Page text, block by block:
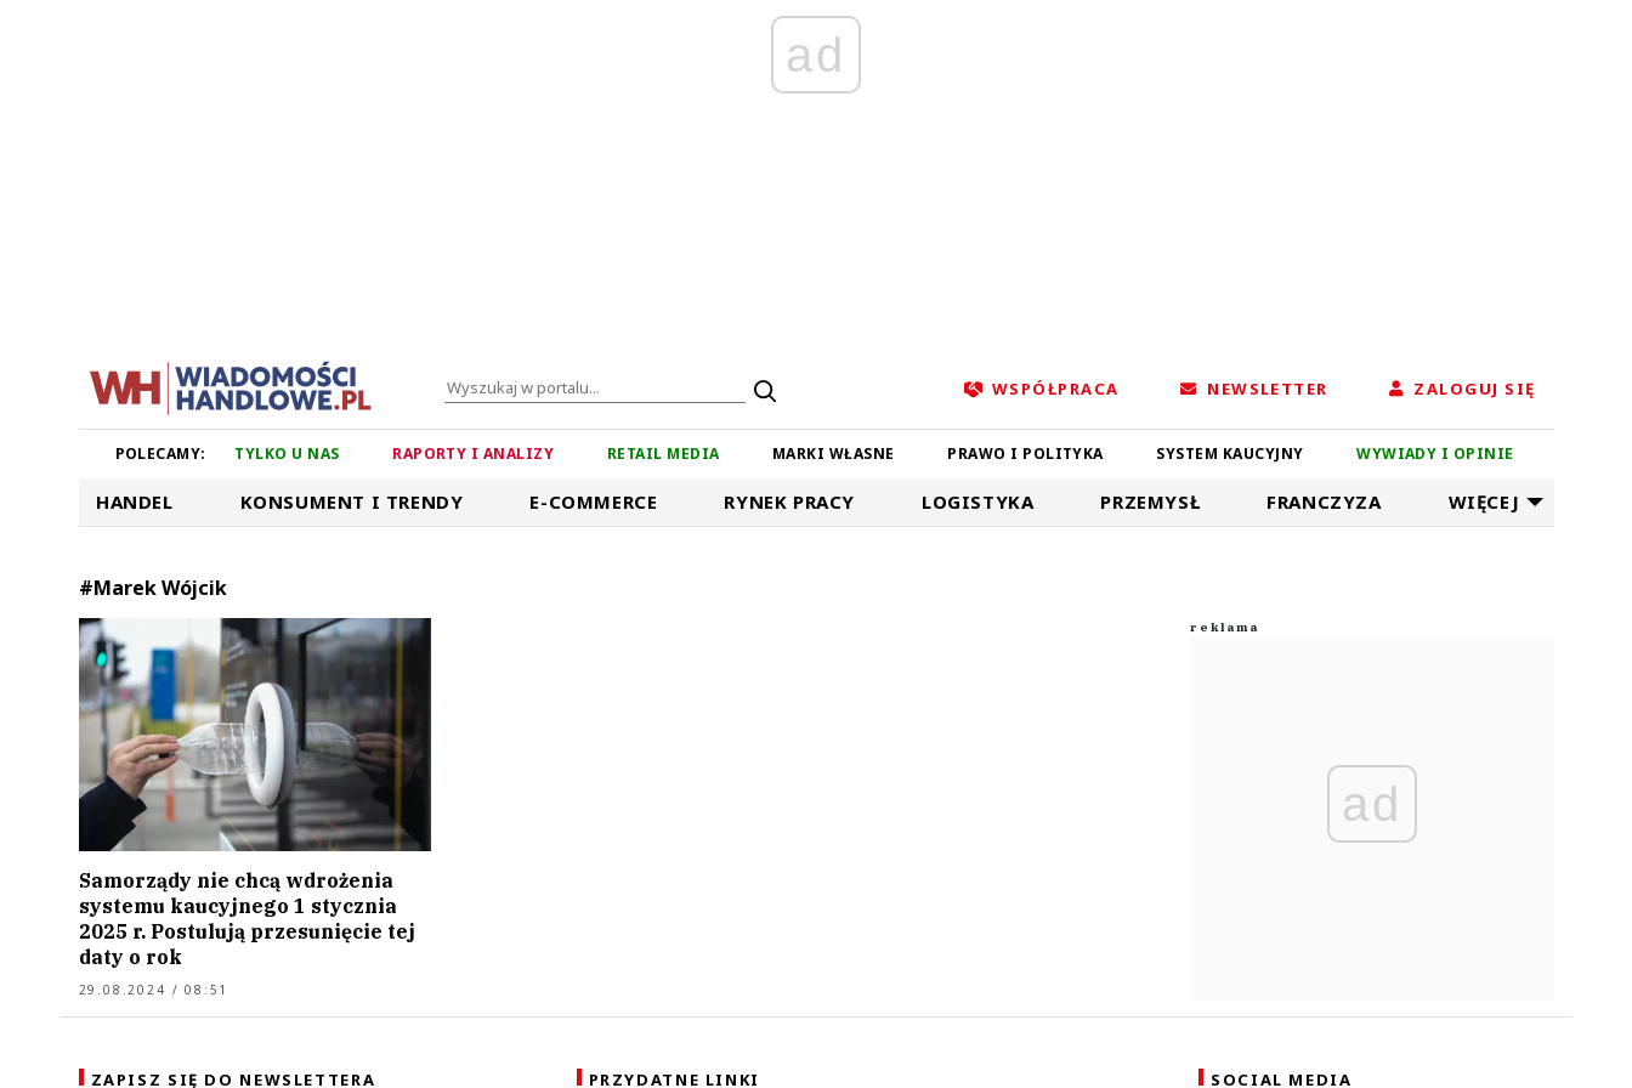
ad
WSPÓŁPRACA NEWSLETTER ZALOGUJ SIĘ
POLECAMY: TYLKO U NAS RAPORTY I ANALIZY RETAIL MEDIA MARKI WŁASNE PRAWO I POLITYKA SYSTEM KAUCYJNY WYWIADY I OPINIE
HANDEL KONSUMENT I TRENDY E-COMMERCE RYNEK PRACY LOGISTYKA PRZEMYSŁ FRANCZYZA WIĘCEJ
#Marek Wójcik
Samorządy nie chcą wdrożenia
systemu kaucyjnego 1 stycznia
2025 r. Postulują przesunięcie tej
daty o rok
29.08.2024 / 08:51
ad
ZAPISZ SIĘ DO NEWSLETTERA PRZYDATNE LINKI SOCIAL MEDIA